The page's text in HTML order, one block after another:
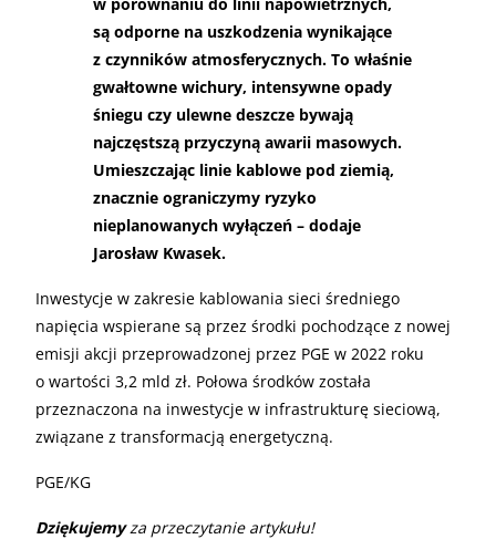
są odporne na uszkodzenia wynikające
z czynników atmosferycznych. To właśnie
gwałtowne wichury, intensywne opady
śniegu czy ulewne deszcze bywają
najczęstszą przyczyną awarii masowych.
Umieszczając linie kablowe pod ziemią,
znacznie ograniczymy ryzyko
nieplanowanych wyłączeń – dodaje
Jarosław Kwasek.
Inwestycje w zakresie kablowania sieci średniego
napięcia wspierane są przez środki pochodzące z nowej
emisji akcji przeprowadzonej przez PGE w 2022 roku
o wartości 3,2 mld zł. Połowa środków została
przeznaczona na inwestycje w infrastrukturę sieciową,
związane z transformacją energetyczną.
PGE/KG
Dziękujemyza przeczytanie artykułu!